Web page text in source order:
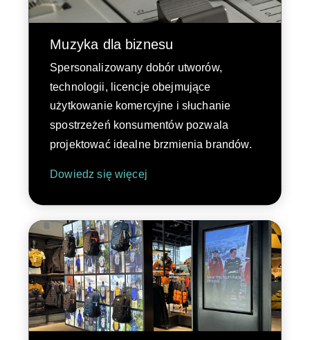
Muzyka dla biznesu
Spersonalizowany dobór utworów,
technologii, licencje obejmujące
użytkowanie komercyjne i słuchanie
spostrzeżeń konsumentów pozwala
projektować idealne brzmienia brandów.
Dowiedz się więcej